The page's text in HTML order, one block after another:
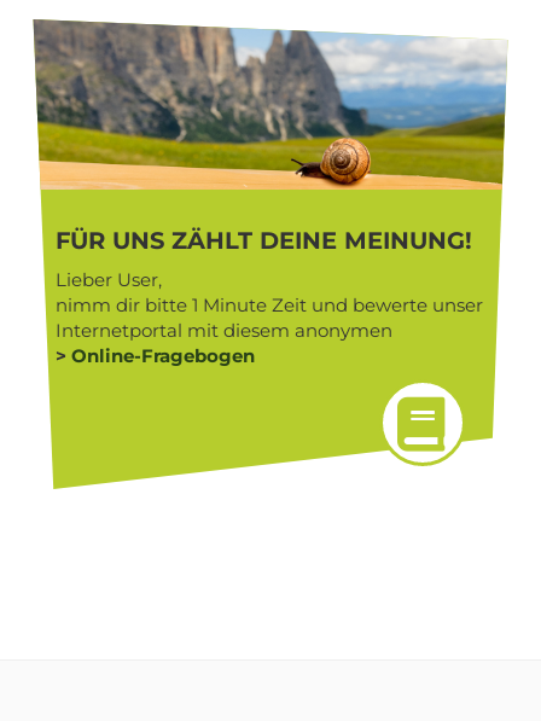
FÜR UNS ZÄHLT DEINE MEINUNG!
Lieber User,
nimm dir bitte 1 Minute Zeit und bewerte unser
Internetportal mit diesem anonymen
> Online-Fragebogen